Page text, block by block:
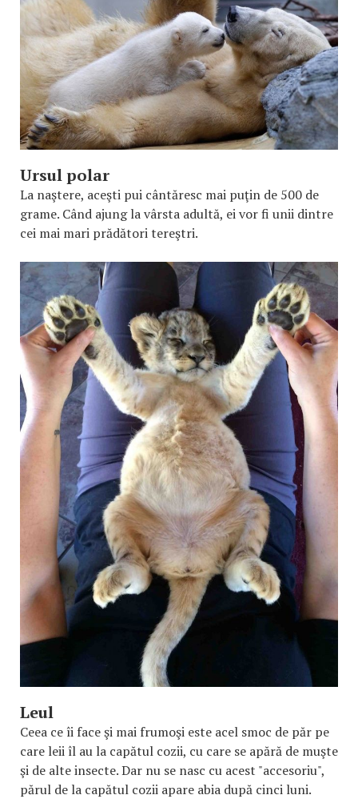
Ursul polar
La naştere, aceşti pui cântăresc mai puţin de 500 de
grame. Când ajung la vârsta adultă, ei vor fi unii dintre
cei mai mari prădători tereştri.
Leul
Ceea ce îi face şi mai frumoşi este acel smoc de păr pe
care leii îl au la capătul cozii, cu care se apără de muşte
şi de alte insecte. Dar nu se nasc cu acest "accesoriu",
părul de la capătul cozii apare abia după cinci luni.